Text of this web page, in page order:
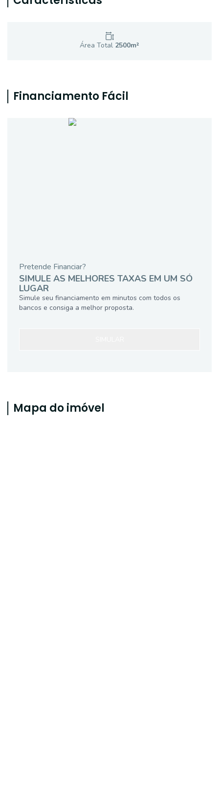
Área Total 2500m²
Financiamento Fácil
Pretende Financiar?
SIMULE AS MELHORES TAXAS EM UM SÓ
LUGAR
Simule seu financiamento em minutos com todos os
bancos e consiga a melhor proposta.
Mapa do imóvel